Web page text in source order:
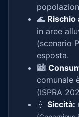
🌊 Rischio
in aree
(scenario
esposta.
🏙️
comunale
(ISPRA
💧 Siccità: